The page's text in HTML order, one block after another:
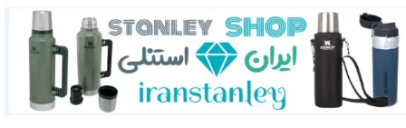
حساب کاربری من
تغییر گذر واژه